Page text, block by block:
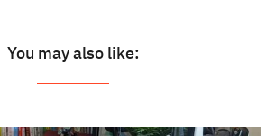
You may also like: